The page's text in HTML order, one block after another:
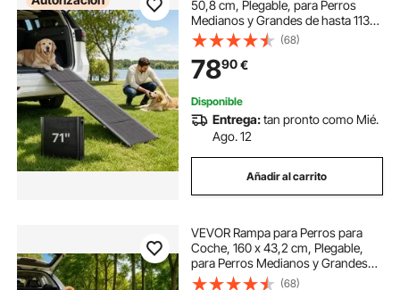
50,8 cm, Plegable, para Perros
Medianos y Grandes de hasta 113
kg, con Superficie de Tela Oxford
Antideslizante, Portátil, para
Exteriores, SUV y Camiones, Negro
(68)
7890€
Disponible
Entrega:tan pronto como Mié.
Ago. 12
Añadir al carrito
VEVOR Rampa para Perros para
Coche, 160 x 43,2 cm, Plegable,
para Perros Medianos y Grandes
de hasta 113 kg, con Superficie de
(68)